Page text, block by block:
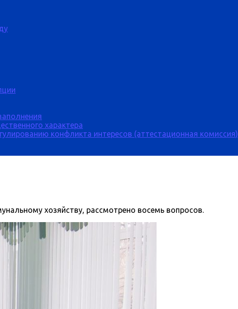
характера
конфликта интересов (аттестационная комиссия)
хозяйству, рассмотрено восемь вопросов.